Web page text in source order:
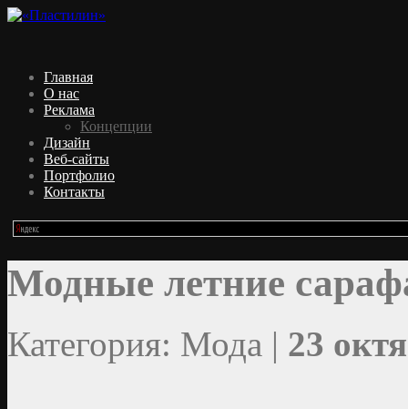
Главная
О нас
Реклама
Концепции
Дизайн
Веб-сайты
Портфолио
Контакты
Модные летние
Категория: Мода | 23